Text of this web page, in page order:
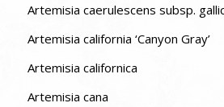
Artemisia caerulescens subsp.
Artemisia california ‘Canyon Gray’
Artemisia californica
Artemisia cana